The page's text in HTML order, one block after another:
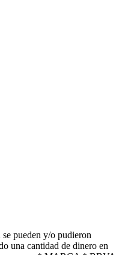
pueden y/o pudieron
una cantidad de dinero en